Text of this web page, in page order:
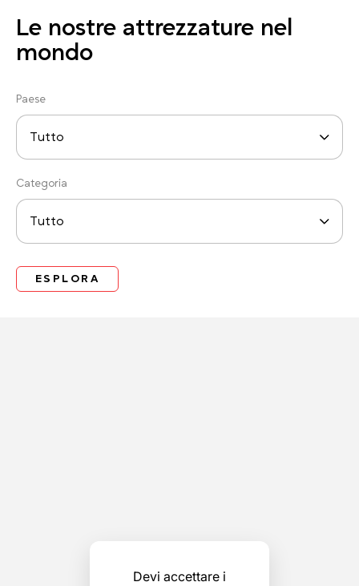
Le nostre attrezzature nel
mondo
Paese
Categoria
ESPLORA
Devi accettare i